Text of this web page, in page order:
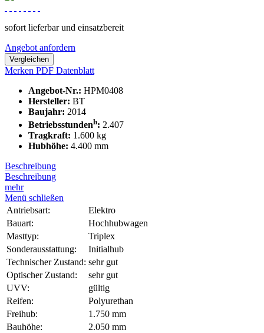
sofort lieferbar und einsatzbereit
Angebot anfordern
Vergleichen
Merken PDF Datenblatt
Angebot-Nr.: HPM0408
Hersteller: BT
Baujahr: 2014
Betriebsstundenh: 2.407
Tragkraft: 1.600 kg
Hubhöhe: 4.400 mm
Beschreibung
Beschreibung
mehr
Menü schließen
Antriebsart:
Elektro
Bauart:
Hochhubwagen
Masttyp:
Triplex
Sonderausstattung:
Initialhub
Technischer Zustand: sehr gut
Optischer Zustand:
sehr gut
UVV:
gültig
Reifen:
Polyurethan
Freihub:
1.750 mm
Bauhöhe:
2.050 mm